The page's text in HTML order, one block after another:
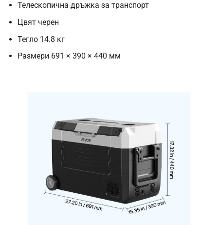
Телескопична дръжка за транспорт
Цвят черен
Тегло 14.8 кг
Размери 691 × 390 × 440 мм